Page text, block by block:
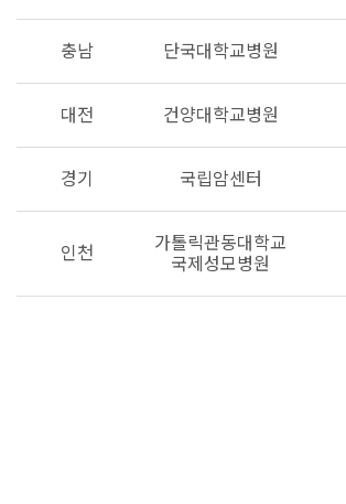
충남 단국대학교병원
대전 건양대학교병원
경기 국립암센터
인천 가톨릭관동대학교
국제성모병원